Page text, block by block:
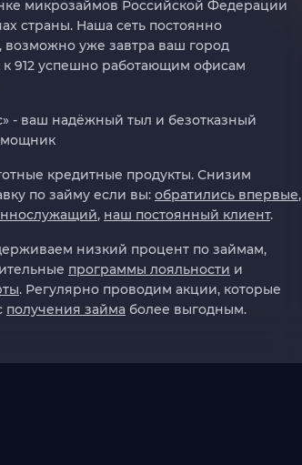
микрозаймов Российской Федерации
страны. Наша сеть постоянно
возможно уже завтра ваш город
912 успешно работающим офисам
- ваш надёжный тыл и безотказный
кредитные продукты. Снизим
по займу если вы: обратились впервые,
, наш постоянный клиент.
низкий процент по займам,
программы лояльности и
. Регулярно проводим акции, которые
получения займа более выгодным.